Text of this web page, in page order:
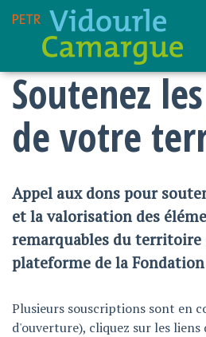
Soutenez
de votre
Appel aux dons pour
et la valorisation des
remarquables du territoire
plateforme de la
Plusieurs souscriptions sont en
d'ouverture), cliquez sur les